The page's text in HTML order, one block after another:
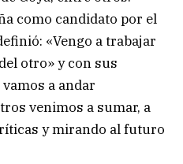
como candidato por el
«Vengo a trabajar
otro» y con sus
a andar
venimos a sumar, a
y mirando al futuro